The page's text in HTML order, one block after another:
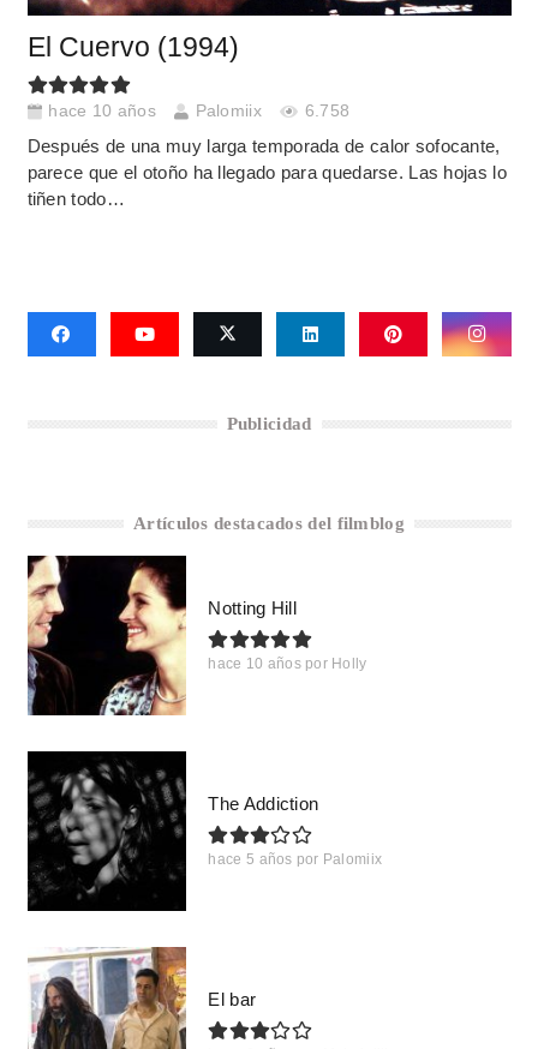
El Cuervo (1994)
hace 10 años Palomiix 6.758
Después de una muy larga temporada de calor sofocante,
parece que el otoño ha llegado para quedarse. Las hojas lo
tiñen todo…
Publicidad
Artículos destacados del filmblog
Notting Hill
hace 10 años por Holly
The Addiction
hace 5 años por Palomiix
El bar